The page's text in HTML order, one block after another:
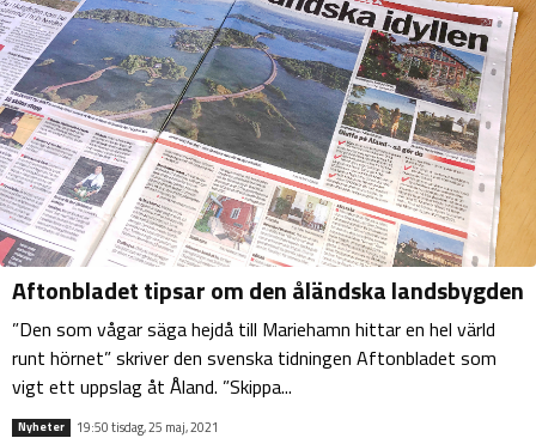
Aftonbladet tipsar om den åländska landsbygden
”Den som vågar säga hejdå till Mariehamn hittar en hel värld
runt hörnet” skriver den svenska tidningen Aftonbladet som
vigt ett uppslag åt Åland. ”Skippa...
Nyheter 19:50 tisdag, 25 maj, 2021